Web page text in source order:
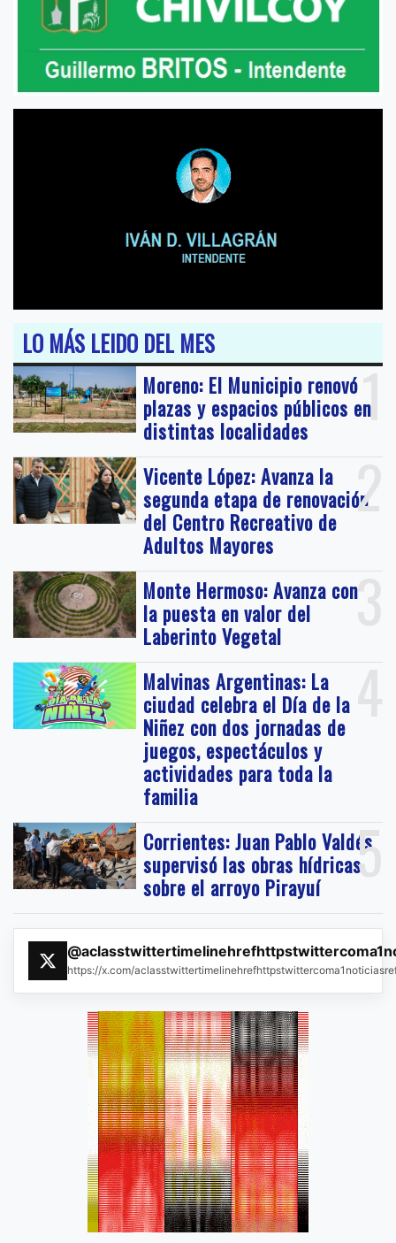
LO MÁS LEIDO DEL MES
1
Moreno: El Municipio renovó
plazas y espacios públicos en
distintas localidades
2
Vicente López: Avanza la
segunda etapa de renovación
del Centro Recreativo de
Adultos Mayores
3
Monte Hermoso: Avanza con
la puesta en valor del
Laberinto Vegetal
4
Malvinas Argentinas: La
ciudad celebra el Día de la
Niñez con dos jornadas de
juegos, espectáculos y
actividades para toda la
familia
5
Corrientes: Juan Pablo Valdés
supervisó las obras hídricas
sobre el arroyo Pirayuí
https://x.com/